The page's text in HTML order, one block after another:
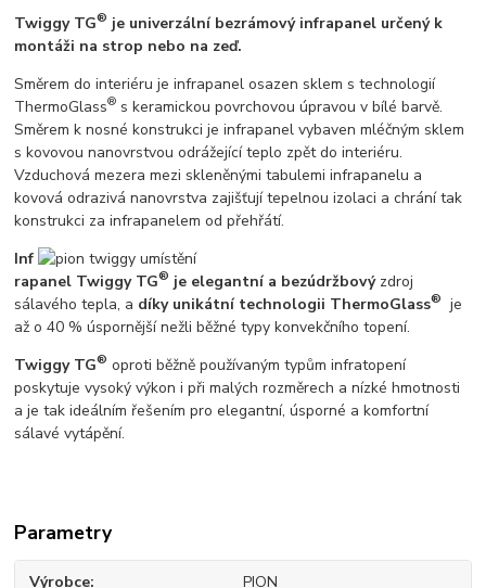
Twiggy TG® je univerzální bezrámový infrapanel určený k
montáži na strop nebo na zeď.
Směrem do interiéru je infrapanel osazen sklem s technologií
ThermoGlass® s keramickou povrchovou úpravou v bílé barvě.
Směrem k nosné konstrukci je infrapanel vybaven mléčným sklem
s kovovou nanovrstvou odrážející teplo zpět do interiéru.
Vzduchová mezera mezi skleněnými tabulemi infrapanelu a
kovová odrazivá nanovrstva zajišťují tepelnou izolaci a chrání tak
konstrukci za infrapanelem od přehřátí.
Inf
rapanel Twiggy TG® je elegantní a bezúdržbovýzdroj
sálavého tepla, a díky unikátní technologii ThermoGlass® je
až o 40 % úspornější nežli běžné typy konvekčního topení.
Twiggy TG® oproti běžně používaným typům infratopení
poskytuje vysoký výkon i při malých rozměrech a nízké hmotnosti
a je tak ideálním řešením pro elegantní, úsporné a komfortní
sálavé vytápění.
Parametry
Výrobce PION